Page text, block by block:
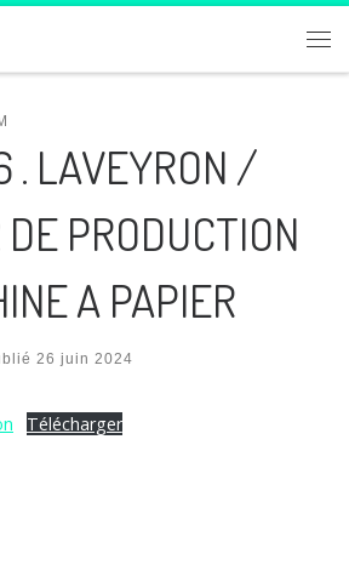
. LAVEYRON /
PRODUCTION
A PAPIER
26 juin 2024
Télécharger